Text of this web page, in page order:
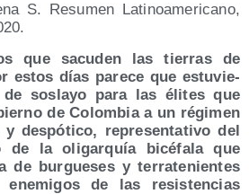
S. Resu­men Lati­no­ame­ri­cano,
que sacu­den las tie­rras de
estos días pare­ce que estu­vie­
sos­la­yo para las éli­tes que
de Colom­bia a un régi­men
des­pó­ti­co, repre­sen­ta­ti­vo del
de la oli­gar­quía bicé­fa­la que
de bur­gue­ses y terra­te­nien­tes
de las resis­ten­cias